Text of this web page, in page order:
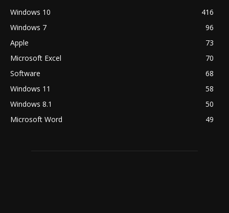
Windows 10
416
Windows 7
96
Apple
73
Microsoft Excel
70
Software
68
Windows 11
58
Windows 8.1
50
Microsoft Word
49